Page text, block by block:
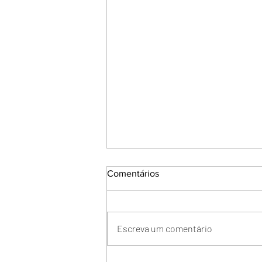
O que é o PBQP-H?
Comentários
Escreva um comentário